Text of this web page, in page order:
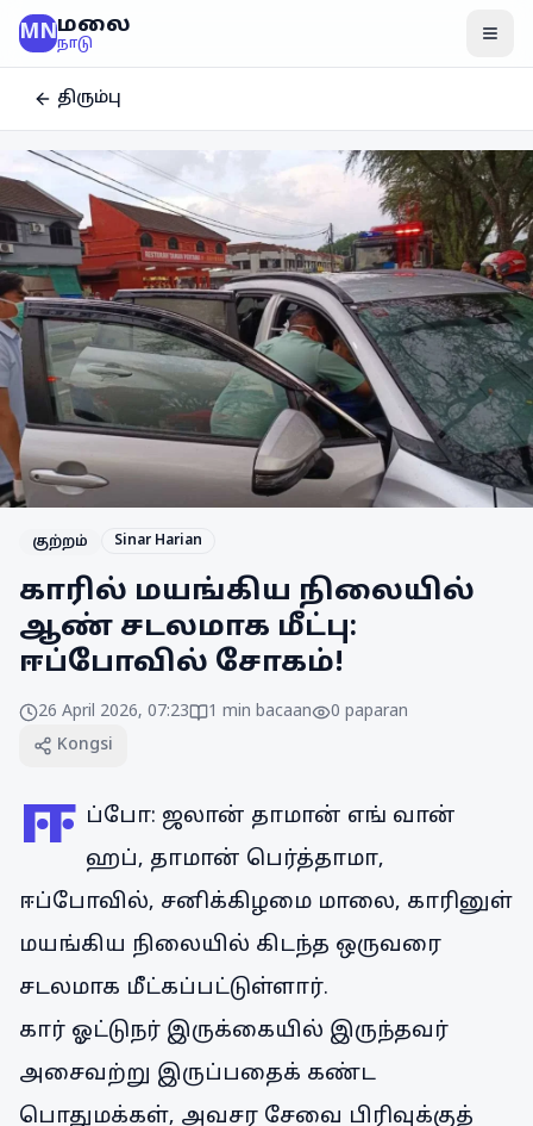
MNமலை
நாடு
திரும்பு
குற்றம் Sinar Harian
காரில் மயங்கிய நிலையில்
ஆண் சடலமாக மீட்பு:
ஈப்போவில் சோகம்!
26 April 2026, 07:23 1 min bacaan 0 paparan
Kongsi
ஈ ப்போ: ஜலான் தாமான் எங் வான்
ஹப், தாமான் பெர்த்தாமா,
ஈப்போவில், சனிக்கிழமை மாலை, காரினுள்
மயங்கிய நிலையில் கிடந்த ஒருவரை
சடலமாக மீட்கப்பட்டுள்ளார்.
கார் ஓட்டுநர் இருக்கையில் இருந்தவர்
அசைவற்று இருப்பதைக் கண்ட
பொதுமக்கள், அவசர சேவை பிரிவுக்குத்